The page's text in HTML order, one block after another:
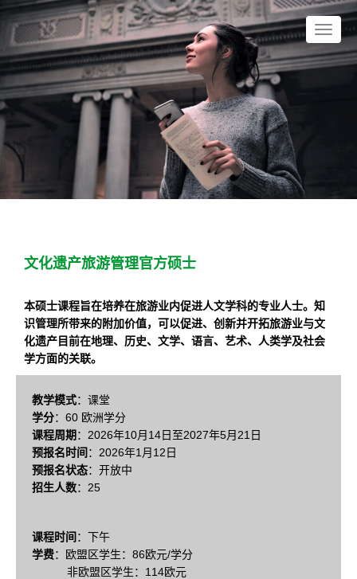
文化遗产旅游管理官方硕士
本硕士课程旨在培养在旅游业内促进人文学科的专业人士。知
识管理所带来的附加价值，可以促进、创新并开拓旅游业与文
化遗产目前在地理、历史、文学、语言、艺术、人类学及社会
学方面的关联。
教学模式：课堂
学分：60 欧洲学分
课程周期 ：2026年10月14日至2027年5月21日
预报名时间 ：2026年1月12日
预报名状态：开放中
招生人数：25
课程时间 ：下午
学费：欧盟区学生：86欧元/学分
非欧盟区学生：114欧元